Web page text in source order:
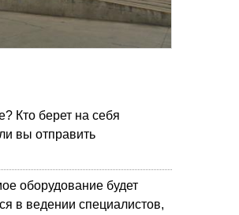
Кто берет на себя
вы отправить
оборудование будет
в ведении специалистов,